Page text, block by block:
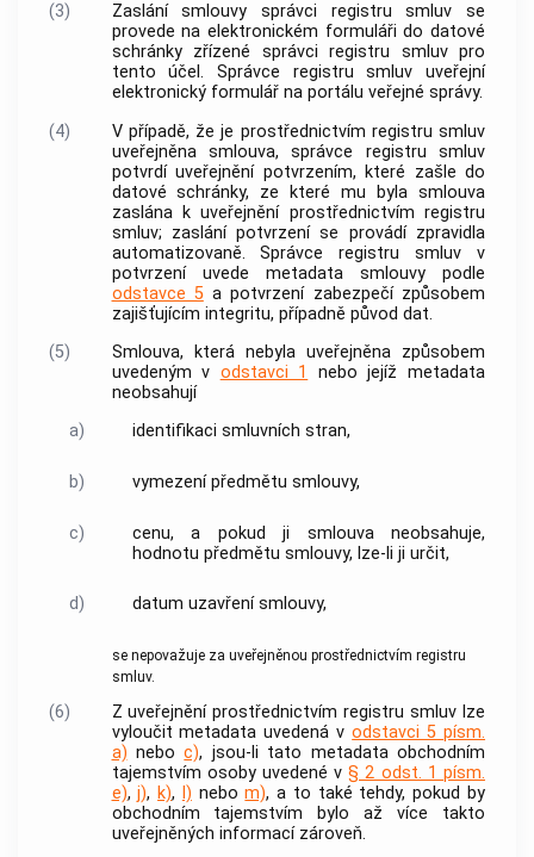
(3)
Zaslání smlouvy správci registru smluv se
provede na elektronickém formuláři do datové
schránky zřízené správci registru smluv pro
tento účel. Správce registru smluv uveřejní
elektronický formulář na portálu veřejné správy.
(4)
V případě, že je prostřednictvím registru smluv
uveřejněna smlouva, správce registru smluv
potvrdí uveřejnění potvrzením, které zašle do
datové schránky, ze které mu byla smlouva
zaslána k uveřejnění prostřednictvím registru
smluv; zaslání potvrzení se provádí zpravidla
automatizovaně. Správce registru smluv v
potvrzení uvede metadata smlouvy podle
odstavce 5a potvrzení zabezpečí způsobem
zajišťujícím integritu, případně původ dat.
(5)
Smlouva, která nebyla uveřejněna způsobem
uvedeným v odstavci 1
nebo jejíž metadata
neobsahují
a)
identifikaci smluvních stran,
b) vymezení předmětu smlouvy,
c)
cenu, a pokud ji smlouva neobsahuje,
hodnotu předmětu smlouvy, lze-li ji určit,
d) datum uzavření smlouvy,
se nepovažuje za uveřejněnou prostřednictvím registru
smluv.
(6)
Z uveřejnění prostřednictvím registru smluv lze
vyloučit metadata uvedená vodstavci 5 písm.
a) neboc), jsou-li tato metadata obchodním
tajemstvím osoby uvedené v§ 2 odst. 1 písm.
e),j), k), l) nebom), a to také tehdy, pokud by
obchodním tajemstvím bylo až více takto
uveřejněných informací zároveň.